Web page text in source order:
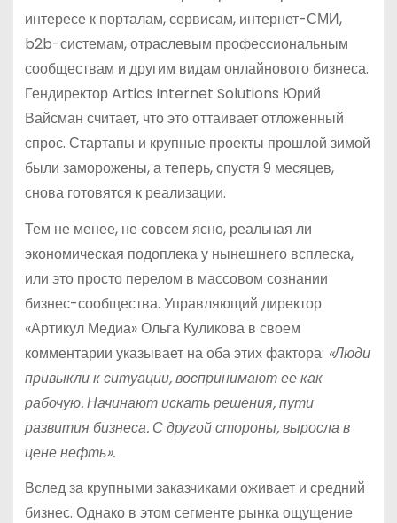
интересе к порталам, сервисам, интернет-СМИ,
b2b-системам, отраслевым профессиональным
сообществам и другим видам онлайнового бизнеса.
Гендиректор Artics Internet Solutions Юрий
Вайсман считает, что это оттаивает отложенный
спрос. Стартапы и крупные проекты прошлой зимой
были заморожены, а теперь, спустя 9 месяцев,
снова готовятся к реализации.
Тем не менее, не совсем ясно, реальная ли
экономическая подоплека у нынешнего всплеска,
или это просто перелом в массовом сознании
бизнес-сообщества. Управляющий директор
«Артикул Медиа» Ольга Куликова в своем
комментарии указывает на оба этих фактора: «Люди
привыкли к ситуации, воспринимают ее как
рабочую. Начинают искать решения, пути
развития бизнеса. С другой стороны, выросла в
цене нефть».
Вслед за крупными заказчиками оживает и средний
бизнес. Однако в этом сегменте рынка ощущение